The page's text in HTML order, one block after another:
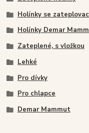
Holínky se
Holínky Demar
Zateplené, s vložkou
Lehké
Pro dívky
Pro chlapce
Demar Mammut